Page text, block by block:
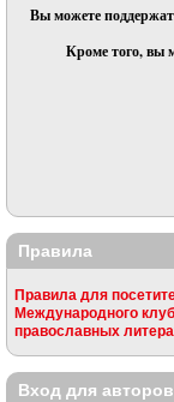
Вы можете
Кроме того, вы
Правила
Правила для
Международного
православных
Вход для авторов